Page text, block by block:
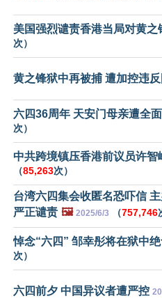
美国强烈谴责香港当局对黄之
次）
黄之锋狱中再被捕 遭加控违
六四36周年 天安门母亲遭全
次）
中共跨境镇压香港前议员许智
（85,263次）
台湾六四集会收匿名恐吓信
严正谴责 🖼️ 2025/6/3 （757,746
悼念“六四” 邹幸彤将在狱中
次）
六四前夕 中国异议者遭严控